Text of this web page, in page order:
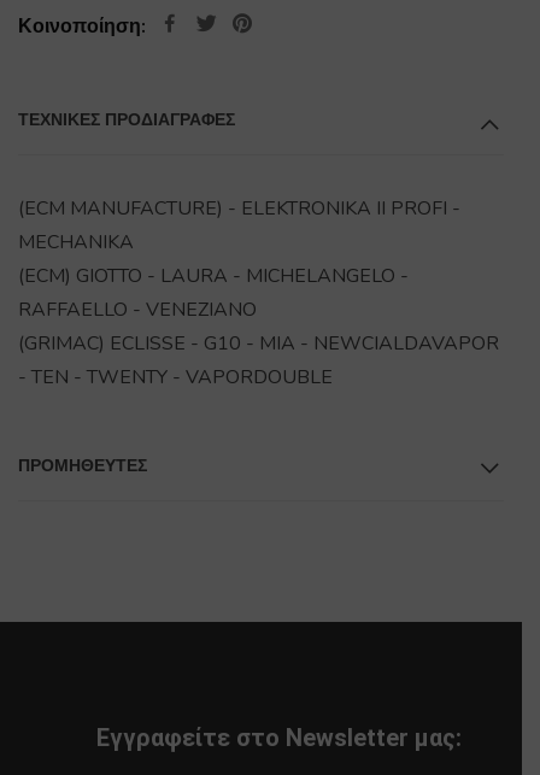
Κοινοποίηση:
ΤΕΧΝΙΚΕΣ ΠΡΟΔΙΑΓΡΑΦΕΣ
(ECM MANUFACTURE) - ELEKTRONIKA II PROFI -
MECHANIKA
(ECM) GIOTTO - LAURA - MICHELANGELO -
RAFFAELLO - VENEZIANO
(GRIMAC) ECLISSE - G10 - MIA - NEWCIALDAVAPOR
- TEN - TWENTY - VAPORDOUBLE
ΠΡΟΜΗΘΕΥΤΕΣ
Εγγραφείτε στο Newsletter μας: